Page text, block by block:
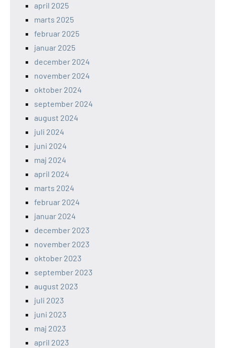
april 2025
marts 2025
februar 2025
januar 2025
december 2024
november 2024
oktober 2024
september 2024
august 2024
juli 2024
juni 2024
maj 2024
april 2024
marts 2024
februar 2024
januar 2024
december 2023
november 2023
oktober 2023
september 2023
august 2023
juli 2023
juni 2023
maj 2023
april 2023